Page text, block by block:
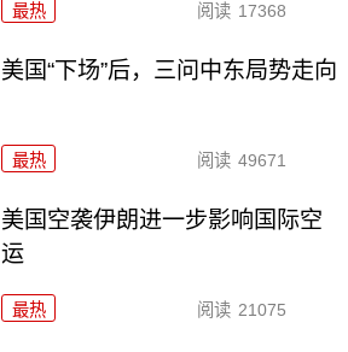
最热 阅读 17368
美国“下场”后，三问中东局势走向
最热 阅读 49671
美国空袭伊朗进一步影响国际空
运
最热 阅读 21075